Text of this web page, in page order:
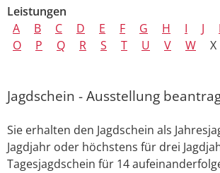
Leistungen
A
B C D E F G H I J
O
P Q R S T U V W X
Jagdschein - Ausstellung
Sie erhalten den Jagdschein als
Jagdjahr oder höchstens für drei
Tagesjagdschein für 14